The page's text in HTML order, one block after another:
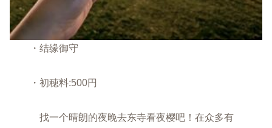
・结缘御守
・初穂料:500円
找一个晴朗的夜晚去东寺看夜樱吧！在众多有